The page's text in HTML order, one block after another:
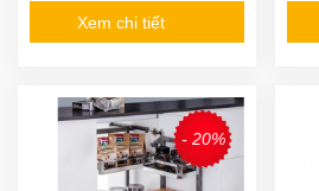
Xem chi tiết
- 20%